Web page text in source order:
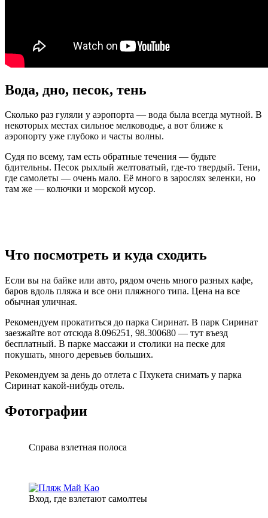
Вода, дно, песок, тень
Сколько раз гуляли у аэропорта — вода была всегда мутной. В
некоторых местах сильное мелководье, а вот ближе к
аэропорту уже глубоко и часты волны.
Судя по всему, там есть обратные течения — будьте
бдительны. Песок рыхлый желтоватый, где-то твердый. Тени,
где самолеты — очень мало. Её много в зарослях зеленки, но
там же — колючки и морской мусор.
Что посмотреть и куда сходить
Если вы на байке или авто, рядом очень много разных кафе,
баров вдоль пляжа и все они пляжного типа. Цена на все
обычная уличная.
Рекомендуем прокатиться до парка Сиринат. В парк Сиринат
заезжайте вот отсюда 8.096251, 98.300680 — тут въезд
бесплатный. В парке массажи и столики на песке для
покушать, много деревьев больших.
Рекомендуем за день до отлета с Пхукета снимать у парка
Сиринат какой-нибудь отель.
Фотографии
Справа взлетная полоса
Вход, где взлетают самолтеы